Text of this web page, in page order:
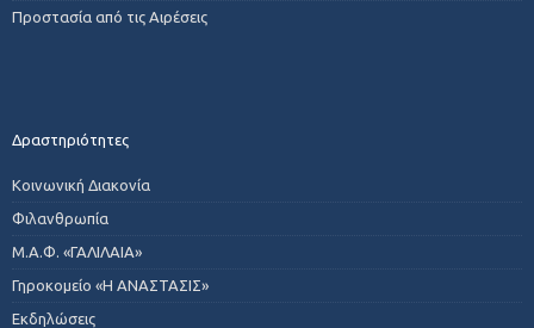
Προστασία από τις Αιρέσεις
Δραστηριότητες
Κοινωνική Διακονία
Φιλανθρωπία
Μ.Α.Φ. «ΓΑΛΙΛΑΙΑ»
Γηροκομείο «Η ΑΝΑΣΤΑΣΙΣ»
Εκδηλώσεις